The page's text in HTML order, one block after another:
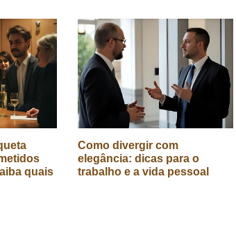
quais
Como divergir com
elegância: dicas para o
trabalho e a vida pessoal